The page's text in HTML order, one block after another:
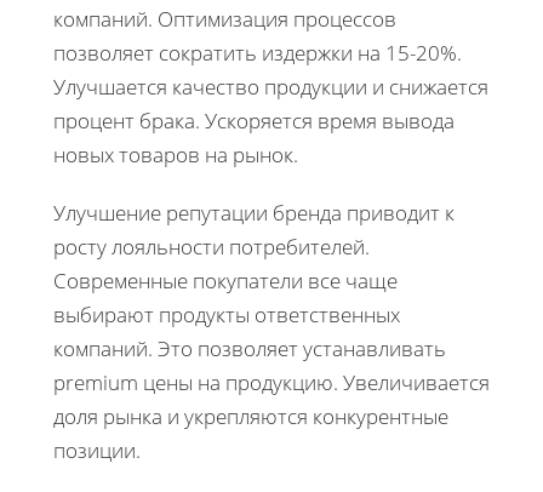
компаний. Оптимизация процессов
позволяет сократить издержки на 15-20%.
Улучшается качество продукции и снижается
процент брака. Ускоряется время вывода
новых товаров на рынок.
Улучшение репутации бренда приводит к
росту лояльности потребителей.
Современные покупатели все чаще
выбирают продукты ответственных
компаний. Это позволяет устанавливать
premium цены на продукцию. Увеличивается
доля рынка и укрепляются конкурентные
позиции.